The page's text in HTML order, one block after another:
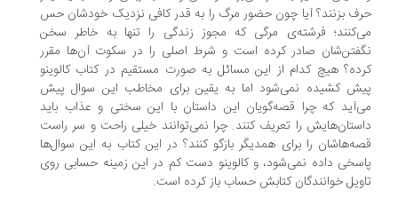
بزنند؟ آیا چون حضور مرگ را به قدر کافی نزدیک خودشان حس
فرشته‌ی مرگی که مجوز زندگی را تنها به خاطر سخن
صادر کرده است و شرط اصلی را در سکوت آن‌ها مقرر
هیچ کدام از این مسائل به صورت مستقیم در کتاب کالوینو
کشیده نمی‌شود اما به یقین برای مخاطب این سوال پیش
که چرا قصه‌گویان این داستان با این سختی و عذاب باید
را تعریف کنند. چرا نمی‌توانند خیلی راحت و سر راست
را برای همدیگر بازگو کنند؟ در این کتاب به این سوال‌ها
داده نمی‌شود، و کالوینو دست کم در این زمینه حسابی روی
خوانندگان کتابش حساب باز کرده است.